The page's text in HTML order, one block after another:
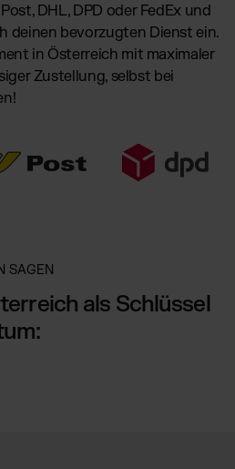
DHL, DPD oder FedEx und
deinen bevorzugten Dienst ein.
in Österreich mit maximaler
Zustellung, selbst bei
SAGEN
als Schlüssel